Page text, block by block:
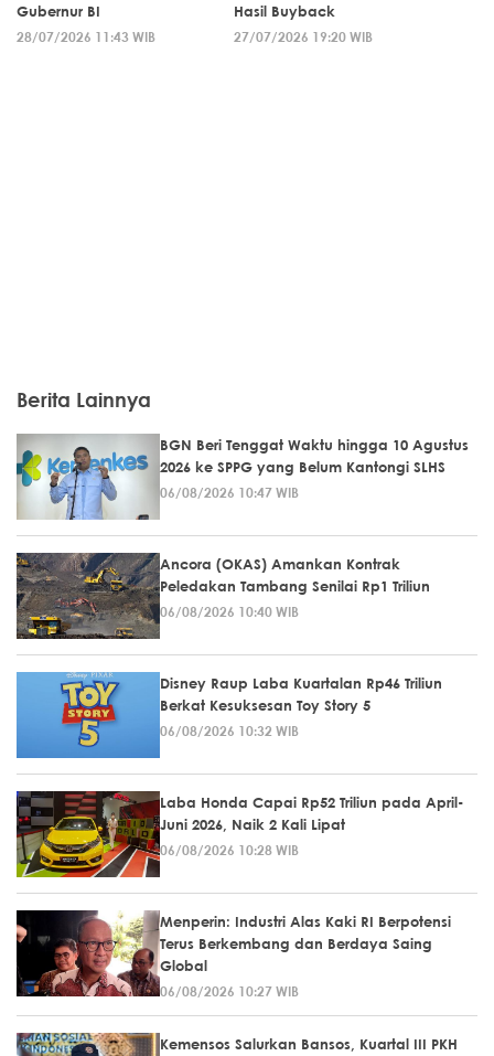
Gubernur BI
28/07/2026 11:43 WIB
Hasil Buyback
27/07/2026 19:20 WIB
Berita Lainnya
BGN Beri Tenggat Waktu hingga 10 Agustus
2026 ke SPPG yang Belum Kantongi SLHS
06/08/2026 10:47 WIB
Ancora (OKAS) Amankan Kontrak
Peledakan Tambang Senilai Rp1 Triliun
06/08/2026 10:40 WIB
Disney Raup Laba Kuartalan Rp46 Triliun
Berkat Kesuksesan Toy Story 5
06/08/2026 10:32 WIB
Laba Honda Capai Rp52 Triliun pada April-
Juni 2026, Naik 2 Kali Lipat
06/08/2026 10:28 WIB
Menperin: Industri Alas Kaki RI Berpotensi
Terus Berkembang dan Berdaya Saing
Global
06/08/2026 10:27 WIB
Kemensos Salurkan Bansos, Kuartal III PKH